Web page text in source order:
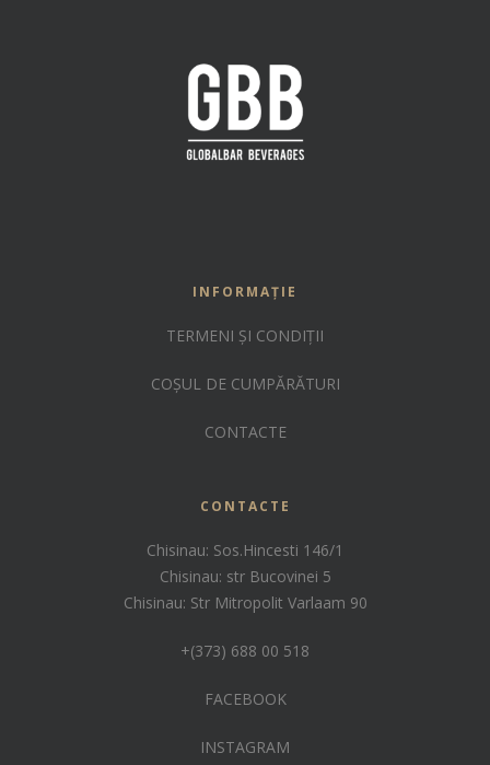
INFORMAȚIE
TERMENI ȘI CONDIȚII
COȘUL DE CUMPĂRĂTURI
CONTACTE
CONTACTE
Chisinau: Sos.Hincesti 146/1
Chisinau: str Bucovinei 5
Chisinau: Str Mitropolit Varlaam 90
+(373) 688 00 518
FACEBOOK
INSTAGRAM